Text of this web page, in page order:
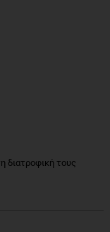
διατροφική τους